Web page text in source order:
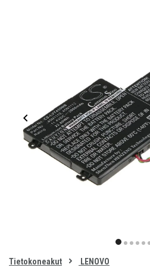
item
of
Tietokoneakut LENOVO